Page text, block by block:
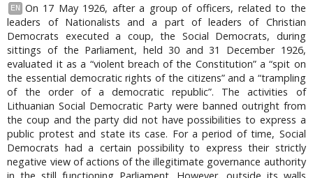
EN
On 17 May 1926, after a group of officers, related to the
leaders of Nationalists and a part of leaders of Christian
Democrats executed a coup, the Social Democrats, during
sittings of the Parliament, held 30 and 31 December 1926,
evaluated it as a “violent breach of the Constitution” a “spit on
the essential democratic rights of the citizens” and a “trampling
of the order of a democratic republic”. The activities of
Lithuanian Social Democratic Party were banned outright from
the coup and the party did not have possibilities to express a
public protest and state its case. For a period of time, Social
Democrats had a certain possibility to express their strictly
negative view of actions of the illegitimate governance authority